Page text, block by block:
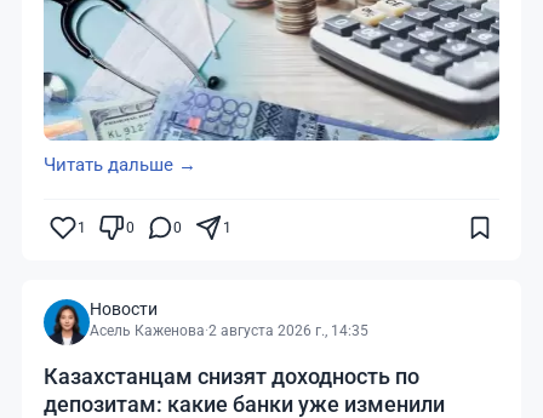
Читать дальше →
1 0 0 1
Новости
Асель Каженова·2 августа 2026 г., 14:35
Казахстанцам снизят доходность по
депозитам: какие банки уже изменили